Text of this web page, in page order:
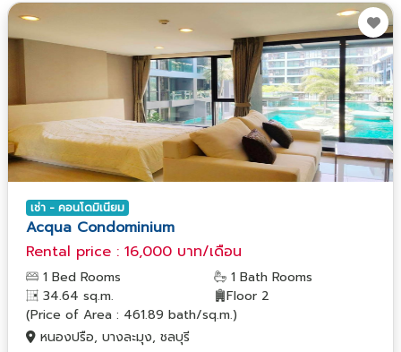
เช่า - คอนโดมิเนียม
Acqua Condominium
Rental price : 16,000 บาท/เดือน
1 Bed Rooms
1 Bath Rooms
34.64 sq.m.
Floor 2
(Price of Area : 461.89 bath/sq.m.)
หนองปรือ, บางละมุง, ชลบุรี